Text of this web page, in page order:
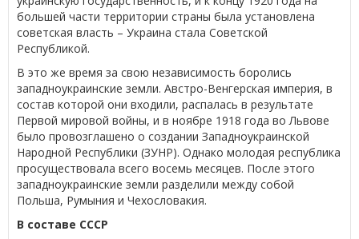
большей части территории страны была установлена
советская власть – Украина стала Советской
Республикой.
В это же время за свою независимость боролись
западноукраинские земли. Австро-Венгерская империя, в
состав которой они входили, распалась в результате
Первой мировой войны, и в ноябре 1918 года во Львове
было провозглашено о создании Западноукраинской
Народной Республики (ЗУНР). Однако молодая республика
просуществовала всего восемь месяцев. После этого
западноукраинские земли разделили между собой
Польша, Румыния и Чехословакия.
В составе СССР